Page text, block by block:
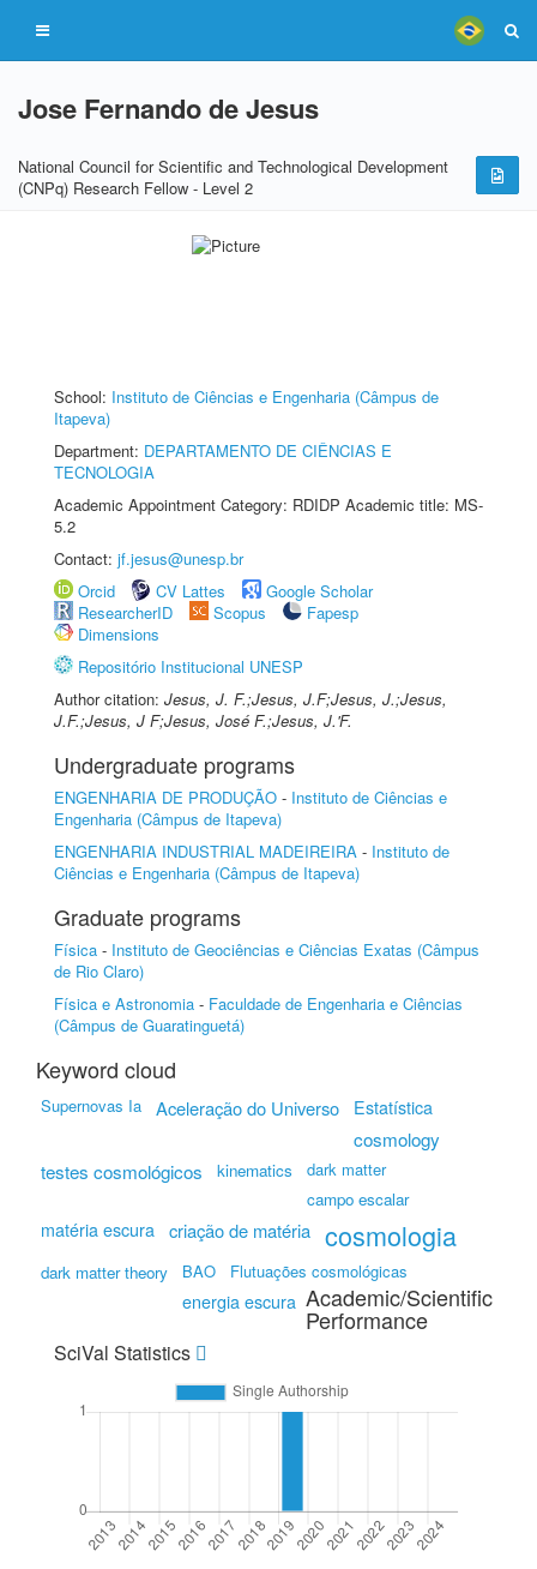
Jose Fernando de Jesus
National Council for Scientific and Technological Development
(CNPq) Research Fellow - Level 2
School: Instituto de Ciências e Engenharia (Câmpus de
Itapeva)
Department: DEPARTAMENTO DE CIÊNCIAS E
TECNOLOGIA
Academic Appointment Category: RDIDP Academic title: MS-
5.2
Contact: jf.jesus@unesp.br
Orcid
CV Lattes
Google Scholar
ResearcherID
Scopus
Fapesp
Dimensions
Repositório Institucional UNESP
Author citation: Jesus, J. F.;Jesus, J.F;Jesus, J.;Jesus,
J.F.;Jesus, J F;Jesus, José F.;Jesus, J.'F.
Undergraduate programs
ENGENHARIA DE PRODUÇÃO - Instituto de Ciências e
Engenharia (Câmpus de Itapeva)
ENGENHARIA INDUSTRIAL MADEIREIRA - Instituto de
Ciências e Engenharia (Câmpus de Itapeva)
Graduate programs
Física - Instituto de Geociências e Ciências Exatas (Câmpus
de Rio Claro)
Física e Astronomia - Faculdade de Engenharia e Ciências
(Câmpus de Guaratinguetá)
Keyword cloud
Supernovas Ia Aceleração do Universo Estatística
cosmology
testes cosmológicos
kinematics
dark matter
campo escalar
matéria escura criação de matéria cosmologia
dark matter theory BAO Flutuações cosmológicas
energia escura Academic/Scientific
Performance
SciVal Statistics